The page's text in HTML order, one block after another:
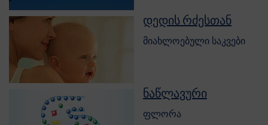
დედის რძესთან
მიახლოებული საკვები
ნაწლავური
ფლორა